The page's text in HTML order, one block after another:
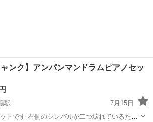
ャンク】アンパンマンドラムピアノセッ
駅
7月15日
トです 右側のシンバルが二つ壊れているため